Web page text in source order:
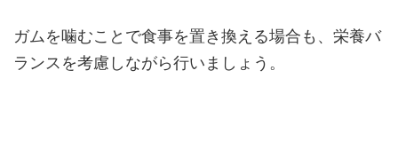
ガムを噛むことで食事を置き換える場合も、栄養バ
ランスを考慮しながら行いましょう。